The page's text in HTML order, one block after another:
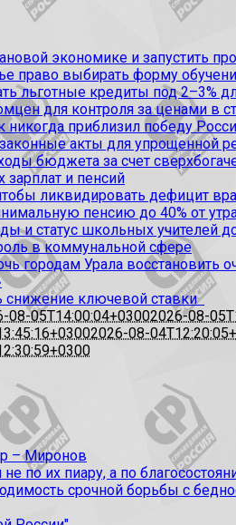
экономике и запустить
право выбирать форму
льготные кредиты под 2–3%
для контроля за ценами в
приблизил победу
акты для упрощенной
бюджета за счет
зарплат и пенсий
ликвидировать дефицит
пенсию до 40% от
и статус школьных учителей
в коммунальной сфере
городам Урала восстановить
снижение ключевой ставки
08-05T14:00:04+03002026-08-
2026-08-
– Миронов
по их пиару, а по
срочной борьбы с